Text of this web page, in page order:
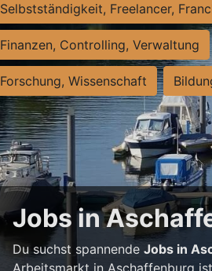
Selbstständigkeit, Freelancer,
Finanzen, Controlling, Verwaltung
Forschung, Wissenschaft
Jobs in
Du suchst spannendeJobs in